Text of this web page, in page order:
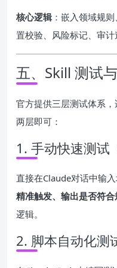
核心逻辑：嵌入领域规
置校验、风险标记、审计
五、Skill 测试
官方提供三层测试体系
两层即可：
1. 手动快速测试
直接在Claude对话中输
精准触发、输出是否符合
逻辑。
2. 脚本自动化测